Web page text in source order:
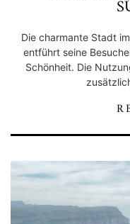
Die charmante Stadt
entführt seine
Schönheit. Die